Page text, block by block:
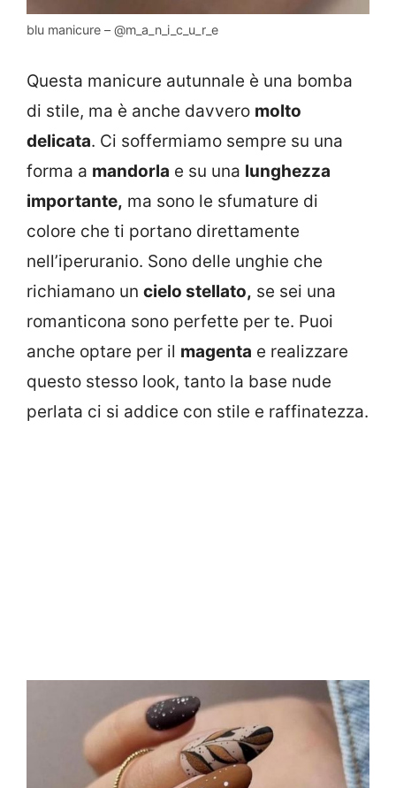
blu manicure – @m_a_n_i_c_u_r_e
Questa manicure autunnale è una bomba
di stile, ma è anche davvero molto
delicata. Ci soffermiamo sempre su una
forma a mandorla e su una lunghezza
importante, ma sono le sfumature di
colore che ti portano direttamente
nell’iperuranio. Sono delle unghie che
richiamano un cielo stellato, se sei una
romanticona sono perfette per te. Puoi
anche optare per il magenta e realizzare
questo stesso look, tanto la base nude
perlata ci si addice con stile e raffinatezza.